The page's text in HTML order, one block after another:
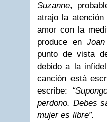
Suzanne,
atrajo la
amor con la
produce en
punto de vista
debido a la
canción está
escribe:
perdono. Debes
mujer es libre”.